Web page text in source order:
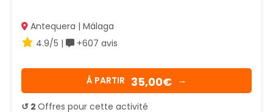
Antequera | Málaga
4.9/5 |
+607 avis
Á PARTIR 35,00€ →
↺ 2 Offres pour cette activité